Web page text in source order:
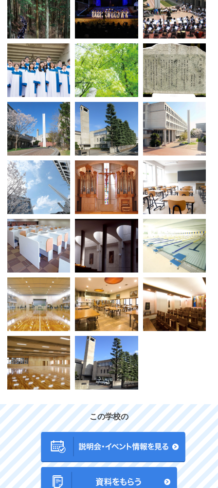
この学校の